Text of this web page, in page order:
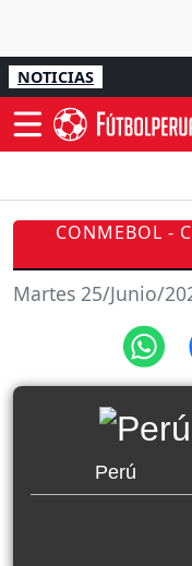
NOTICIAS
CONMEBOL -
Martes 25/Junio/
Perú